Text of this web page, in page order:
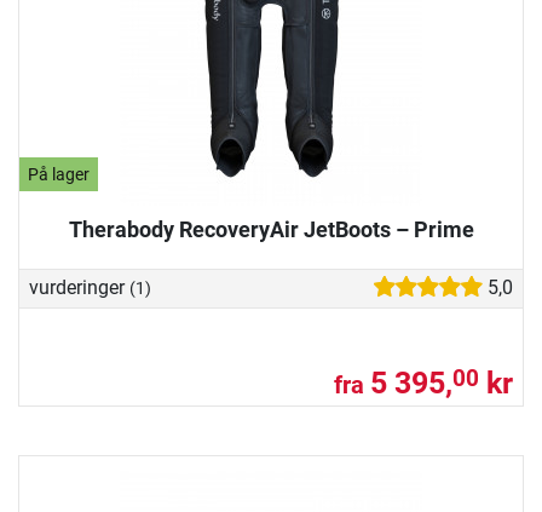
På lager
Therabody RecoveryAir JetBoots – Prime
vurderinger (1) 5,0
fra 5 395,00 kr